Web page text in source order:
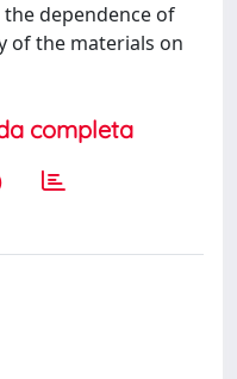
dependence of
of the materials on
completa